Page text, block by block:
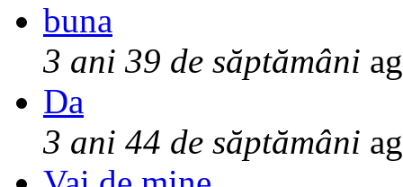
buna
3 ani 39 de săptămâni
Da
3 ani 44 de săptămâni